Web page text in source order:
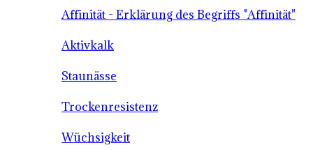
Affinität - Erklärung des Begriffs "Affinität"
Aktivkalk
Staunässe
Trockenresistenz
Wüchsigkeit